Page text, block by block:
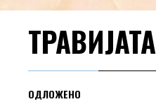
ТРАВИЈАТА
ОДЛОЖЕНО